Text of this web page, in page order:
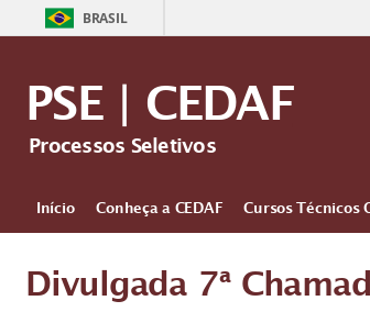
BRASIL
PSE | CEDAF
Processos Seletivos
Início Conheça a CEDAF Cursos Técnicos
Divulgada 7ª